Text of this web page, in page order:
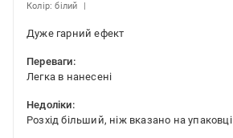
Колір: білий
Дуже гарний ефект
Переваги:
Легка в нанесені
Недоліки:
Розхід більший, ніж вказано на упаковці